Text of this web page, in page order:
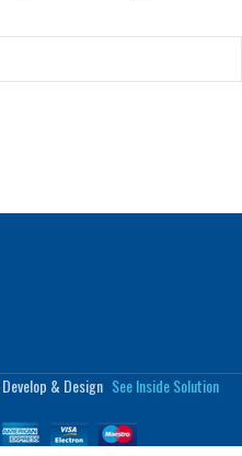
& Design See Inside Solution